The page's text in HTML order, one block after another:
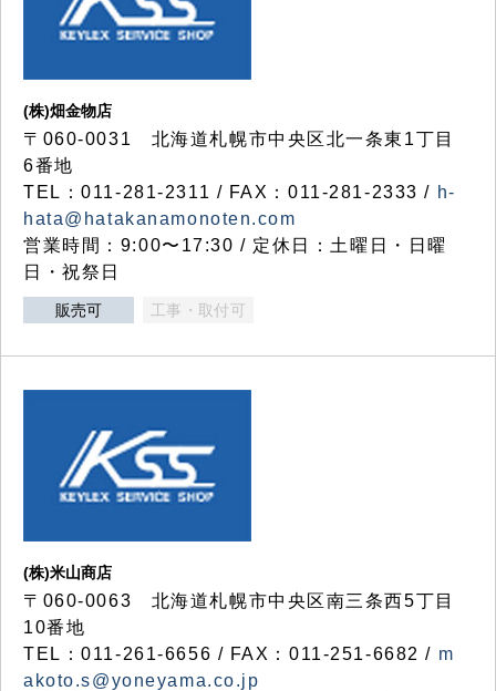
(株)畑金物店
〒060-0031 北海道札幌市中央区北一条東1丁目
6番地
TEL：011-281-2311 / FAX：011-281-2333 / h-
hata@hatakanamonoten.com
営業時間：9:00〜17:30 / 定休日：土曜日・日曜
日・祝祭日
販売可 工事・取付可
(株)米山商店
〒060-0063 北海道札幌市中央区南三条西5丁目
10番地
TEL：011-261-6656 / FAX：011-251-6682 / m
akoto.s@yoneyama.co.jp